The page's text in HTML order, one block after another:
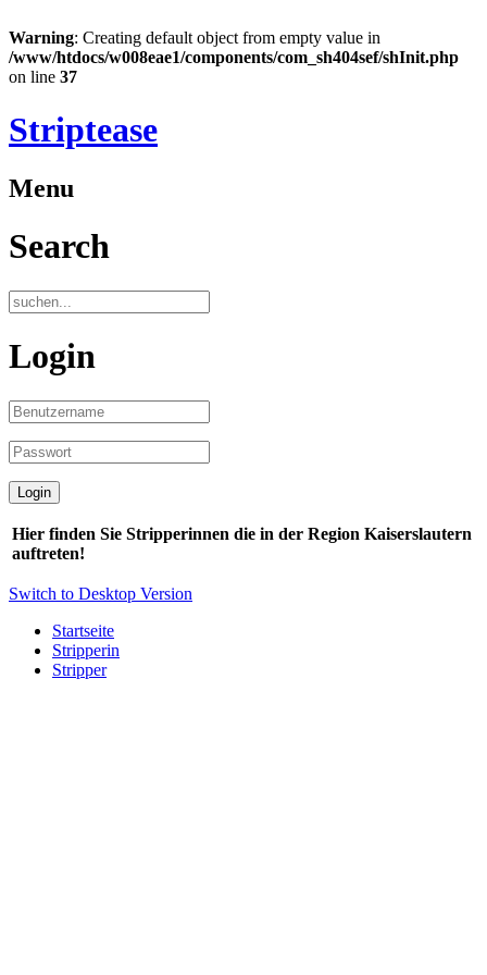
Warning: Creating default object from empty value in
/www/htdocs/w008eae1/components/com_sh404sef/shInit.php
on line 37
Striptease
Menu
Search
Login
Hier finden Sie Stripperinnen die in der Region Kaiserslautern
auftreten!
Switch to Desktop Version
Startseite
Stripperin
Stripper